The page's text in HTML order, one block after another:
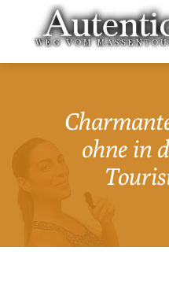
ohne in